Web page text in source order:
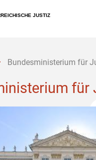
JUSTIZ
Bundesministerium für
für